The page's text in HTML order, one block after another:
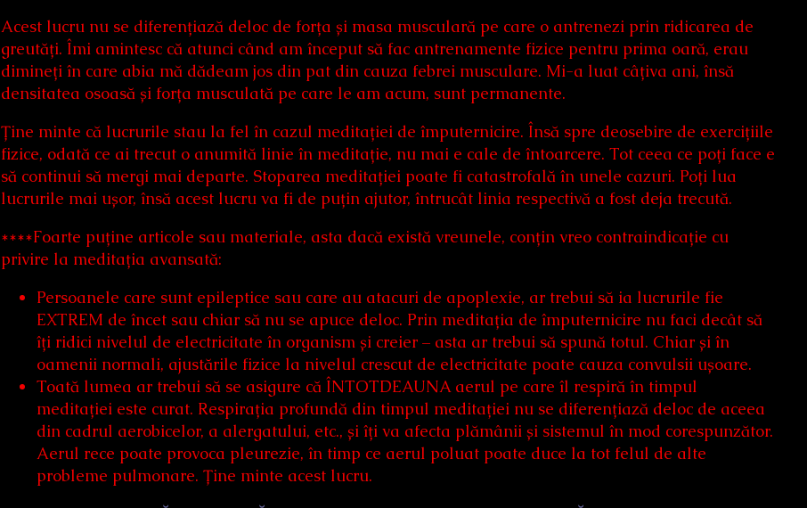
Acest lucru nu se diferențiază deloc de forța și masa musculară pe care o antrenezi prin ridicarea de
greutăți. Îmi amintesc că atunci când am început să fac antrenamente fizice pentru prima oară, erau
dimineți în care abia mă dădeam jos din pat din cauza febrei musculare. Mi-a luat câțiva ani, însă
densitatea osoasă și forța musculată pe care le am acum, sunt permanente.
Ține minte că lucrurile stau la fel în cazul meditației de împuternicire. Însă spre deosebire de exercițiile
fizice, odată ce ai trecut o anumită linie în meditație, nu mai e cale de întoarcere. Tot ceea ce poți face e
să continui să mergi mai departe. Stoparea meditației poate fi catastrofală în unele cazuri. Poți lua
lucrurile mai ușor, însă acest lucru va fi de puțin ajutor, întrucât linia respectivă a fost deja trecută.
****Foarte puține articole sau materiale, asta dacă există vreunele, conțin vreo contraindicație cu
privire la meditația avansată:
Persoanele care sunt epileptice sau care au atacuri de apoplexie, ar trebui să ia lucrurile fie
EXTREM de încet sau chiar să nu se apuce deloc. Prin meditația de împuternicire nu faci decât să
îți ridici nivelul de electricitate în organism și creier – asta ar trebui să spună totul. Chiar și în
oamenii normali, ajustările fizice la nivelul crescut de electricitate poate cauza convulsii ușoare.
Toată lumea ar trebui să se asigure că ÎNTOTDEAUNA aerul pe care îl respiră în timpul
meditației este curat. Respirația profundă din timpul meditației nu se diferențiază deloc de aceea
din cadrul aerobicelor, a alergatului, etc., și îți va afecta plămânii și sistemul în mod corespunzător.
Aerul rece poate provoca pleurezie, în timp ce aerul poluat poate duce la tot felul de alte
probleme pulmonare. Ține minte acest lucru.